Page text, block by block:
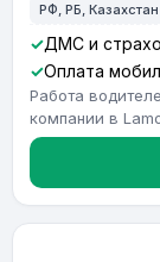
РФ, РБ, Казахстан
ДМС и
Оплата
Работа
компании в